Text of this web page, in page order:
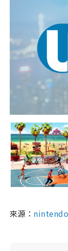
來源： nintendo